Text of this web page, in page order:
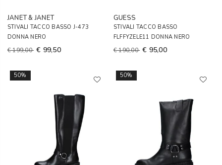
JANET & JANET
STIVALI TACCO BASSO J-473
DONNA NERO
€ 199,00 € 99,50
GUESS
STIVALI TACCO BASSO
FLFFYZELE11 DONNA NERO
€ 190,00 € 95,00
50% 50%